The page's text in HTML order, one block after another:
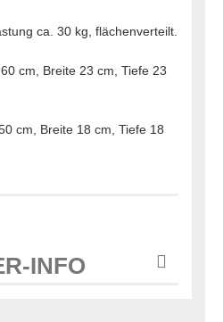
ca. 30 kg, flächenverteilt.
cm, Breite 23 cm, Tiefe 23
cm, Breite 18 cm, Tiefe 18
INFO